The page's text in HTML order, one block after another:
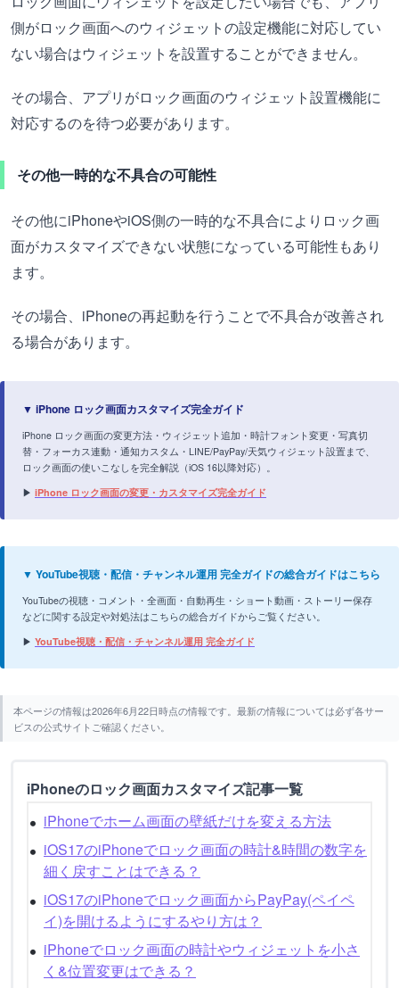
側がロック画面へのウィジェットの設定機能に対応してい
ない場合はウィジェットを設置することができません。
その場合、アプリがロック画面のウィジェット設置機能に
対応するのを待つ必要があります。
その他一時的な不具合の可能性
その他にiPhoneやiOS側の一時的な不具合によりロック画
面がカスタマイズできない状態になっている可能性もあり
ます。
その場合、iPhoneの再起動を行うことで不具合が改善され
る場合があります。
▼ iPhone ロック画面カスタマイズ完全ガイド
iPhone ロック画面の変更方法・ウィジェット追加・時計フォント変更・写真切
替・フォーカス連動・通知カスタム・LINE/PayPay/天気ウィジェット設置まで、
ロック画面の使いこなしを完全解説（iOS 16以降対応）。
▶ iPhone ロック画面の変更・カスタマイズ完全ガイド
▼ YouTube視聴・配信・チャンネル運用 完全ガイドの総合ガイドはこちら
YouTubeの視聴・コメント・全画面・自動再生・ショート動画・ストーリー保存
などに関する設定や対処法はこちらの総合ガイドからご覧ください。
▶ YouTube視聴・配信・チャンネル運用 完全ガイド
本ページの情報は2026年6月22日時点の情報です。最新の情報については必ず各サー
ビスの公式サイトご確認ください。
iPhoneのロック画面カスタマイズ記事一覧
iPhoneでホーム画面の壁紙だけを変える方法
iOS17のiPhoneでロック画面の時計&時間の数字を
細く戻すことはできる？
iOS17のiPhoneでロック画面からPayPay(ペイペ
イ)を開けるようにするやり方は？
iPhoneでロック画面の時計やウィジェットを小さ
く&位置変更はできる？